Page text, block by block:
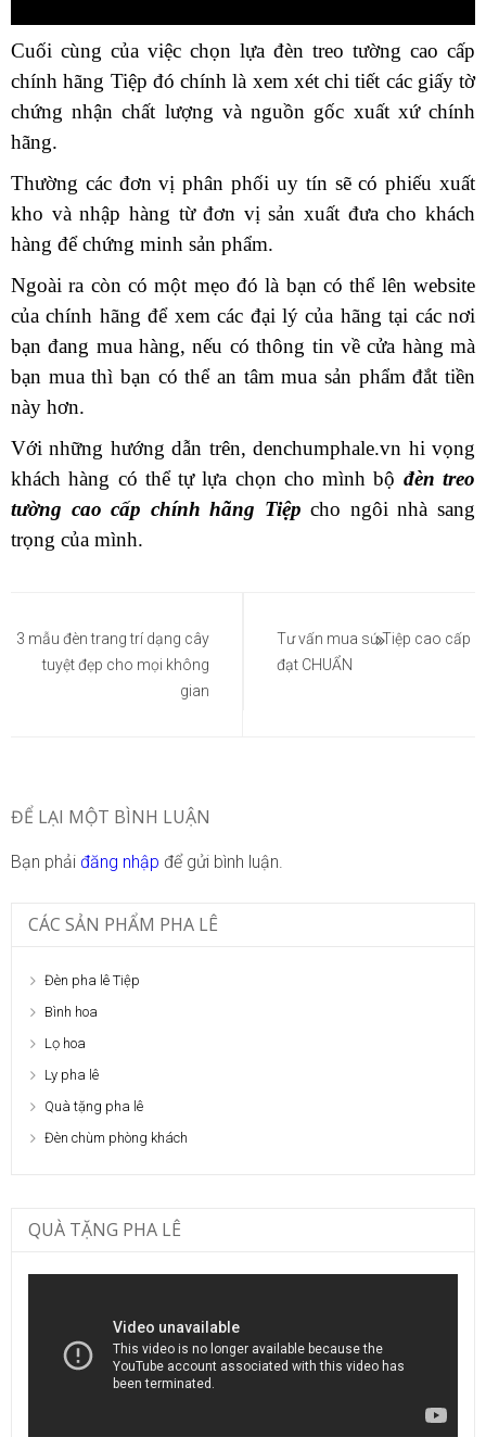
Cuối cùng của việc chọn lựa đèn treo tường cao cấp
chính hãng Tiệp đó chính là xem xét chi tiết các giấy tờ
chứng nhận chất lượng và nguồn gốc xuất xứ chính
hãng.
Thường các đơn vị phân phối uy tín sẽ có phiếu xuất
kho và nhập hàng từ đơn vị sản xuất đưa cho khách
hàng để chứng minh sản phẩm.
Ngoài ra còn có một mẹo đó là bạn có thể lên website
của chính hãng để xem các đại lý của hãng tại các nơi
bạn đang mua hàng, nếu có thông tin về cửa hàng mà
bạn mua thì bạn có thể an tâm mua sản phẩm đắt tiền
này hơn.
Với những hướng dẫn trên, denchumphale.vn hi vọng
khách hàng có thể tự lựa chọn cho mình bộ đèn treo
tường cao cấp chính hãng Tiệp cho ngôi nhà sang
trọng của mình.
hướng
bài
3 mẫu đèn trang trí dạng cây
tuyệt đẹp cho mọi không
gian
Tư vấn mua sứ Tiệp cao cấp
đạt CHUẨN
ĐỂ LẠI MỘT BÌNH LUẬN
Bạn phải đăng nhập để gửi bình luận.
CÁC SẢN PHẨM PHA LÊ
Đèn pha lê Tiệp
Bình hoa
Lọ hoa
Ly pha lê
Quà tặng pha lê
Đèn chùm phòng khách
QUÀ TẶNG PHA LÊ